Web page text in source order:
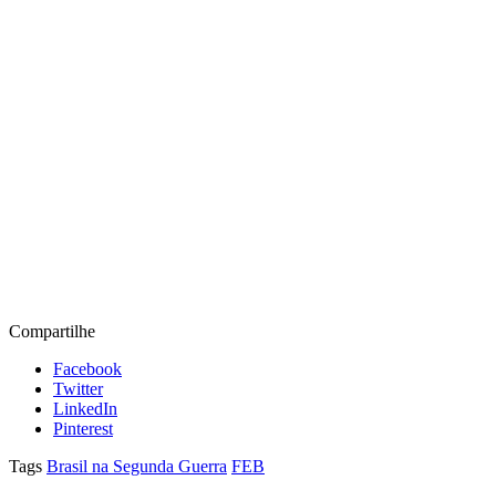
Compartilhe
Facebook
Twitter
LinkedIn
Pinterest
Tags Brasil na Segunda Guerra FEB